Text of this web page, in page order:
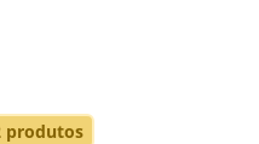
produtos